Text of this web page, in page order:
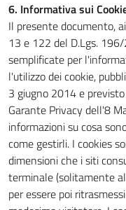
6. Informativa sui
Il presente documento,
13 e 122 del D.Lgs.
semplificate per
l'utilizzo dei cookie,
3 giugno 2014 e
Garante Privacy dell'8
informazioni su cosa
come gestirli. I cookies
dimensioni che i siti
terminale (solitamente
per essere poi